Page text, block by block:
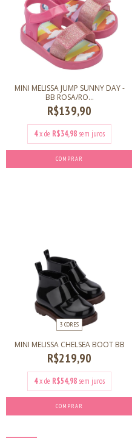
MINI MELISSA JUMP SUNNY DAY -
BB ROSA/RO...
R$139,90
4x de R$34,98 sem juros
COMPRAR
3 CORES
MINI MELISSA CHELSEA BOOT BB
R$219,90
4x de R$54,98 sem juros
COMPRAR